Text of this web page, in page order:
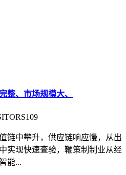
整、市场规模大、
链中攀升，供应链响应慢，从出
实现快速查验，鞭策制制业从经
能...